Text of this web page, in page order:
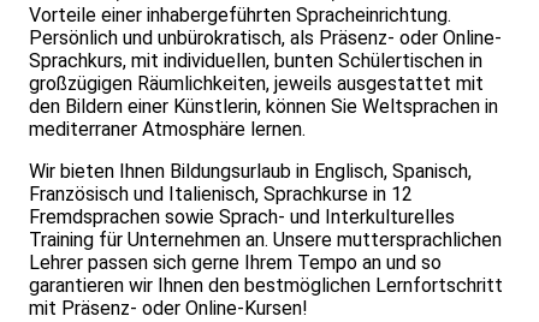
Vorteile einer inhabergeführten Spracheinrichtung.
Persönlich und unbürokratisch, als Präsenz- oder Online-
Sprachkurs, mit individuellen, bunten Schülertischen in
großzügigen Räumlichkeiten, jeweils ausgestattet mit
den Bildern einer Künstlerin, können Sie Weltsprachen in
mediterraner Atmosphäre lernen.
Wir bieten Ihnen Bildungsurlaub in Englisch, Spanisch,
Französisch und Italienisch, Sprachkurse in 12
Fremdsprachen sowie Sprach- und Interkulturelles
Training für Unternehmen an. Unsere muttersprachlichen
Lehrer passen sich gerne Ihrem Tempo an und so
garantieren wir Ihnen den bestmöglichen Lernfortschritt
mit Präsenz- oder Online-Kursen!